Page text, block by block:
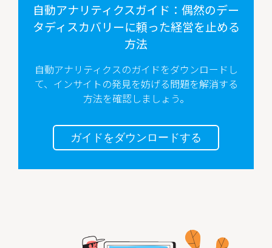
自動アナリティクスガイド：偶然のデー
タディスカバリーに頼った経営を止める
方法
自動アナリティクスのガイドをダウンロードし
て、インサイトの発見を妨げる問題を解消する
方法を確認しましょう。
ガイドをダウンロードする